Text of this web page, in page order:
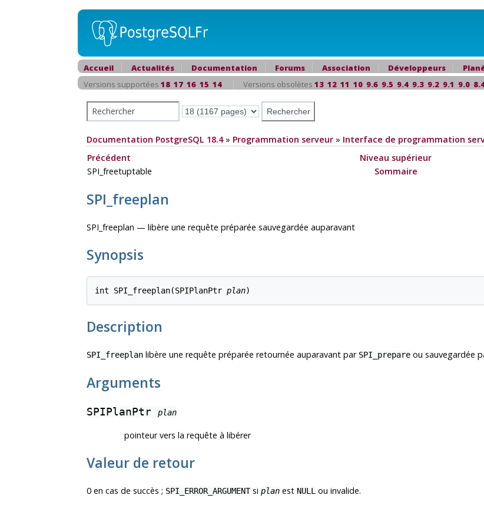
Accueil Actualités Documentation Forums Association Développeurs
Versions supportées 18 17 16 15 14 Versions obsolètes 13 12 11 10 9.6 9.5 9.4 9.3 9.2 9.1 9.0
Documentation PostgreSQL 18.4» Programmation serveur » Interface de programmation
Précédent
Niveau supérieur
SPI_freetuptable
Sommaire
SPI_freeplan
SPI_freeplan — libère une requête préparée sauvegardée auparavant
Synopsis
int SPI_freeplan(SPIPlanPtr plan)
Description
SPI_freeplan libère une requête préparée retournée auparavant par SPI_prepare ou sauvegardée
Arguments
SPIPlanPtr plan
pointeur vers la requête à libérer
Valeur de retour
0 en cas de succès ; SPI_ERROR_ARGUMENTsi plan est NULL ou invalide.